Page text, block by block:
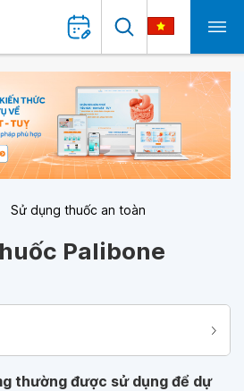
Sử dụng thuốc an toàn
Palibone
thường được sử dụng để dự